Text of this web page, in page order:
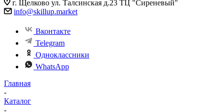
г. Щелково ул. Талсинская д.23 ТЦ "Сиреневый"
info@skillup.market
Вконтакте
Telegram
Одноклассники
WhatsApp
Главная
-
Каталог
-